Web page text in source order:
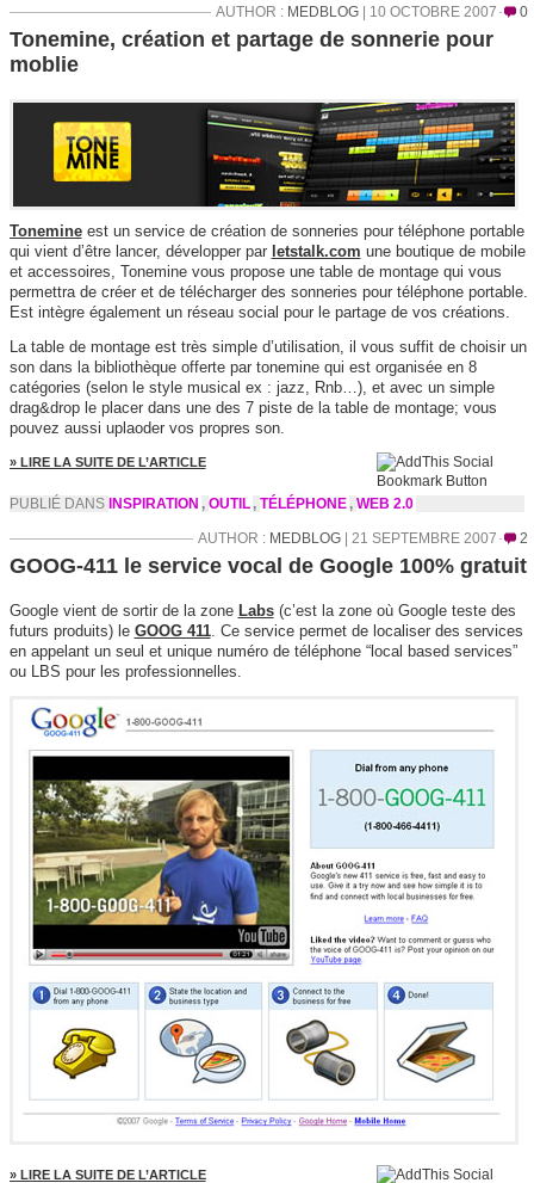
AUTHOR : MEDBLOG| 10 OCTOBRE 2007 0
Tonemine, création et partage de sonnerie pour
moblie
Tonemineest un service de création de sonneries pour téléphone portable
qui vient d’être lancer, développer par letstalk.com une boutique de mobile
et accessoires, Tonemine vous propose une table de montage qui vous
permettra de créer et de télécharger des sonneries pour téléphone portable.
Est intègre également un réseau social pour le partage de vos créations.
La table de montage est très simple d’utilisation, il vous suffit de choisir un
son dans la bibliothèque offerte par tonemine qui est organisée en 8
catégories (selon le style musical ex : jazz, Rnb…), et avec un simple
drag&drop le placer dans une des 7 piste de la table de montage; vous
pouvez aussi uplaoder vos propres son.
» LIRE LA SUITE DE L’ARTICLE
PUBLIÉ DANS INSPIRATION , OUTIL , TÉLÉPHONE , WEB 2.0
AUTHOR : MEDBLOG| 21 SEPTEMBRE 2007 2
GOOG-411 le service vocal de Google 100% gratuit
Google vient de sortir de la zone Labs(c’est la zone où Google teste des
futurs produits) le GOOG 411. Ce service permet de localiser des services
en appelant un seul et unique numéro de téléphone “local based services”
ou LBS pour les professionnelles.
» LIRE LA SUITE DE L’ARTICLE